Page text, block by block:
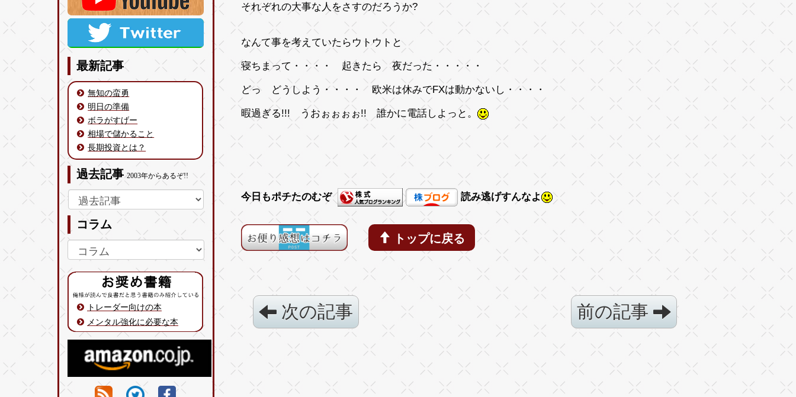
最新記事
無知の蛮勇
明日の準備
ボラがすげー
相場で儲かること
長期投資とは？
過去記事2003年からあるぞ!!
コラム
トレーダー向けの本
メンタル強化に必要な本
それぞれの大事な人をさすのだろうか?
なんて事を考えていたらウトウトと
寝ちまって・・・・ 起きたら 夜だった・・・・・
どっ どうしよう・・・・ 欧米は休みでFXは動かないし・・・・
暇過ぎる!!! うおぉぉぉぉ!! 誰かに電話しよっと。
今日もポチたのむぞ 読み逃げすんなよ
トップに戻る
次の記事 前の記事